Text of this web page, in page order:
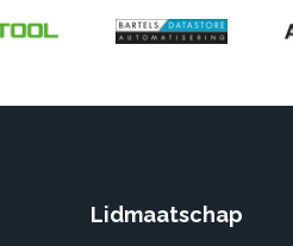
Lidmaatschap